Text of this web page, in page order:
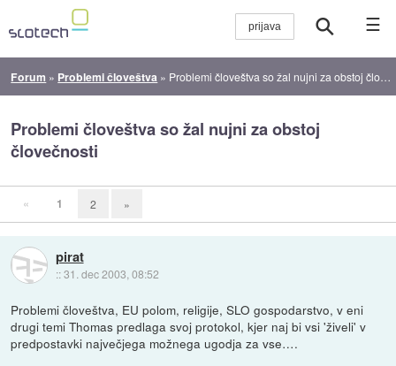
☰
Forum » Problemi človeštva » Problemi človeštva so žal nujni za obstoj človečnosti
Problemi človeštva so žal nujni za obstoj
človečnosti
« 1 2 »
pirat
::31. dec 2003, 08:52
Problemi človeštva, EU polom, religije, SLO gospodarstvo, v eni
drugi temi Thomas predlaga svoj protokol, kjer naj bi vsi 'živeli' v
predpostavki največjega možnega ugodja za vse….